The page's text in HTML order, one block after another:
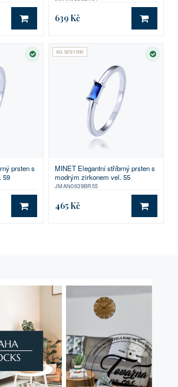
DO KOŠÍKU
639 Kč DO
SKLADEM
prsten s
59
DO KOŠÍKU
AG 925/1000
MINET Elegantní stříbrný prsten s
modrým zirkonem vel. 55
JMAN0639BR55
465 Kč DO